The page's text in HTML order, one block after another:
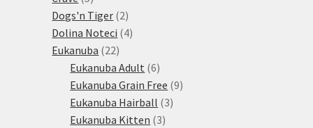
produktů
Dogs'n Tiger 22
produkty
Dolina Noteci 44
Eukanuba 2222
produktů
Eukanuba Adult 66
produktů
Eukanuba Grain Free 99
Eukanuba Hairball 33
Eukanuba Kitten 33